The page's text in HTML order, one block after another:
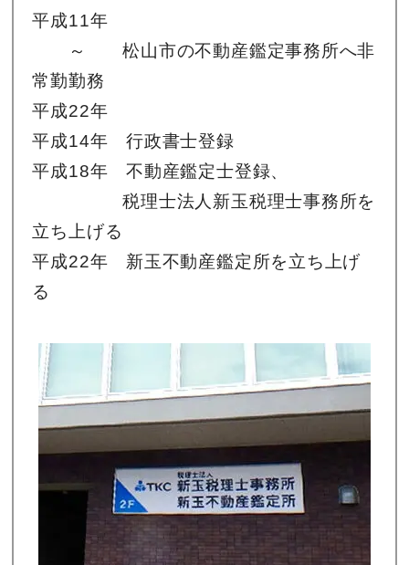
平成11年
～ 松山市の不動産鑑定事務所へ非
常勤勤務
平成22年
平成14年 行政書士登録
平成18年 不動産鑑定士登録、
税理士法人新玉税理士事務所を
立ち上げる
平成22年 新玉不動産鑑定所を立ち上げ
る